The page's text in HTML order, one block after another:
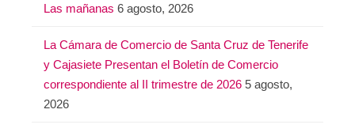
Las mañanas 6 agosto, 2026
La Cámara de Comercio de Santa Cruz de Tenerife
y Cajasiete Presentan el Boletín de Comercio
correspondiente al II trimestre de 2026 5 agosto,
2026